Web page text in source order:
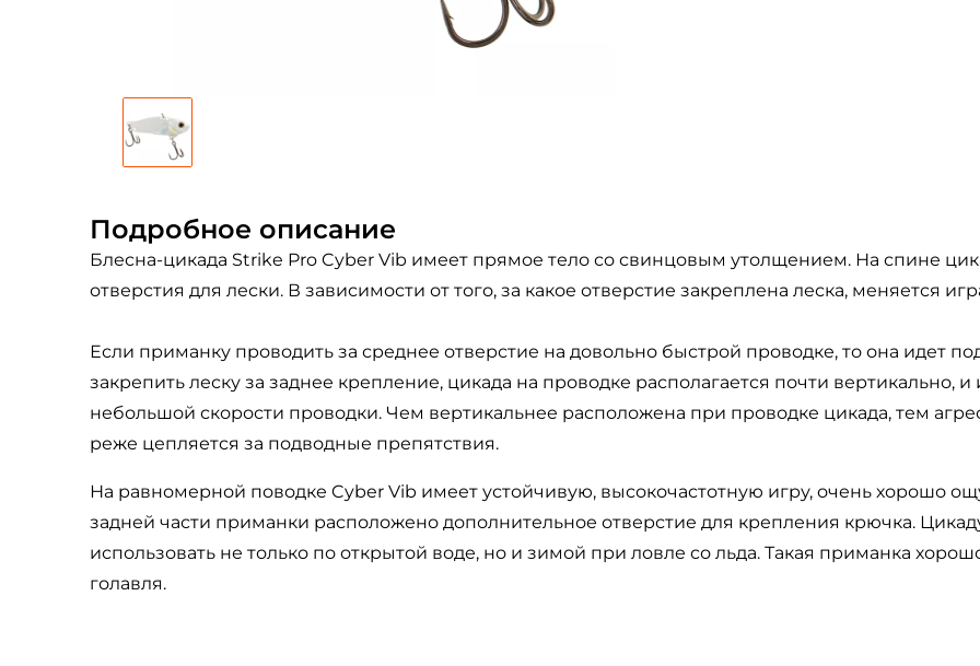
Подробное описание
Блесна-цикада Strike Pro Cyber Vib имеет прямое тело со свинцовым утолщением. На спине
отверстия для лески. В зависимости от того, за какое отверстие закреплена леска, меняется
Если приманку проводить за среднее отверстие на довольно быстрой проводке, то она идет
закрепить леску за заднее крепление, цикада на проводке располагается почти вертикально,
небольшой скорости проводки. Чем вертикальнее расположена при проводке цикада, тем
реже цепляется за подводные препятствия.
На равномерной поводке Cyber Vib имеет устойчивую, высокочастотную игру, очень хорошо
задней части приманки расположено дополнительное отверстие для крепления крючка.
использовать не только по открытой воде, но и зимой при ловле со льда. Такая приманка
голавля.